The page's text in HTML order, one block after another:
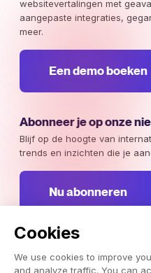
Cookies
We use cookies to improve
and analyze traffic. You can
websitevertalingen met
aangepaste integraties,
meer.
Een demo boeken
Abonneer je op onze
Blijf op de hoogte van
trends en inzichten die je
Nu abonneren
Weglot 2026,